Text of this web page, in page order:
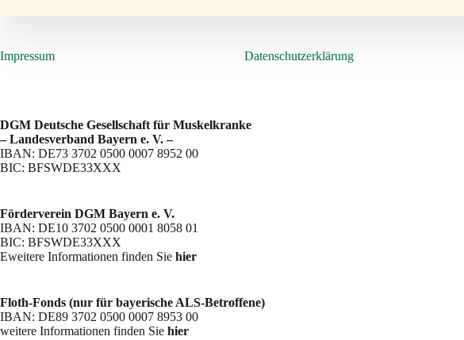
Impressum Datenschutzerklärung
DGM Deutsche Gesellschaft für Muskelkranke
– Landesverband Bayern e. V. –
IBAN: DE73 3702 0500 0007 8952 00
BIC: BFSWDE33XXX
Förderverein DGM Bayern e. V.
IBAN: DE10 3702 0500 0001 8058 01
BIC: BFSWDE33XXX
Eweitere Informationen finden Sie hier
Floth-Fonds (nur für bayerische ALS-Betroffene)
IBAN: DE89 3702 0500 0007 8953 00
weitere Informationen finden Sie hier